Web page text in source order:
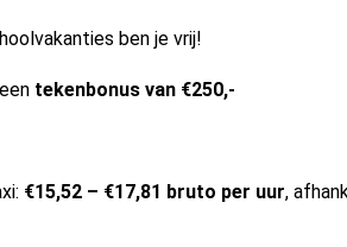
ben je vrij!
tekenbonus van €250,-
€15,52 – €17,81 bruto per uur,